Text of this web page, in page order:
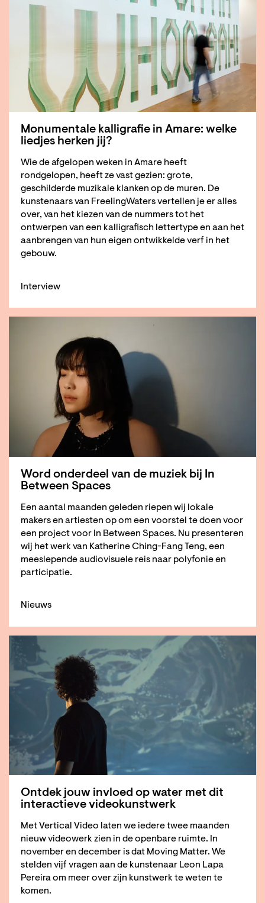
Monumentale kalligrafie in Amare: welke
liedjes herken jij?
Wie de afgelopen weken in Amare heeft
rondgelopen, heeft ze vast gezien: grote,
geschilderde muzikale klanken op de muren. De
kunstenaars van FreelingWaters vertellen je er alles
over, van het kiezen van de nummers tot het
ontwerpen van een kalligrafisch lettertype en aan het
aanbrengen van hun eigen ontwikkelde verf in het
gebouw.
Interview
Word onderdeel van de muziek bij In
Between Spaces
Een aantal maanden geleden riepen wij lokale
makers en artiesten op om een voorstel te doen voor
een project voor In Between Spaces. Nu presenteren
wij het werk van Katherine Ching-Fang Teng, een
meeslepende audiovisuele reis naar polyfonie en
participatie.
Nieuws
Ontdek jouw invloed op water met dit
interactieve videokunstwerk
Met Vertical Video laten we iedere twee maanden
nieuw videowerk zien in de openbare ruimte. In
november en december is dat Moving Matter. We
stelden vijf vragen aan de kunstenaar Leon Lapa
Pereira om meer over zijn kunstwerk te weten te
komen.